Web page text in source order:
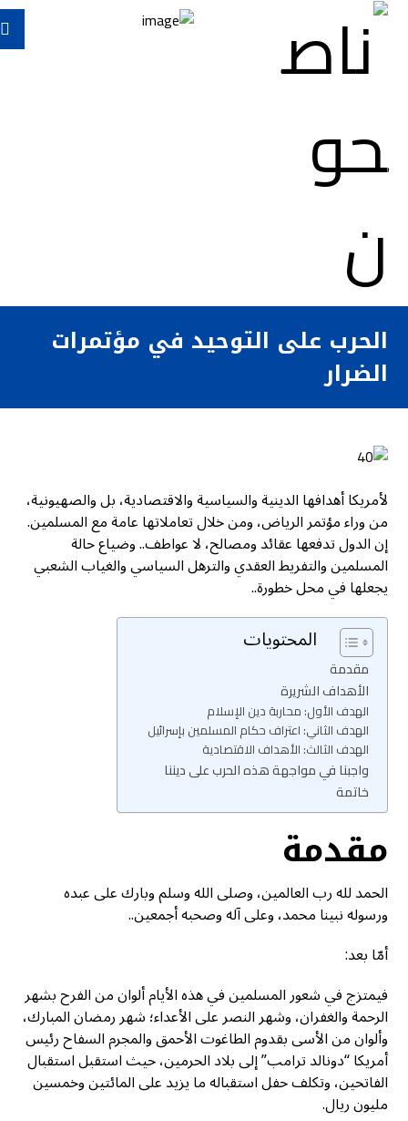
الحرب على التوحيد في مؤتمرات
الضرار
لأمريكا أهدافها الدينية والسياسية والاقتصادية، بل والصهيونية،
من وراء مؤتمر الرياض، ومن خلال تعاملاتها عامة مع المسلمين.
إن الدول تدفعها عقائد ومصالح، لا عواطف.. وضياع حالة
المسلمين والتفريط العقدي والترهل السياسي والغياب الشعبي
يجعلها في محل خطورة..
المحتويات
مقدمة
الأهداف الشريرة
الهدف الأول: محاربة دين الإسلام
الهدف الثاني: اعتراف حكام المسلمين بإسرائيل
الهدف الثالث: الأهداف الاقتصادية
واجبنا في مواجهة هذه الحرب على ديننا
خاتمة
مقدمة
الحمد لله رب العالمين، وصلى الله وسلم وبارك على عبده
ورسوله نبينا محمد، وعلى آله وصحبه أجمعين..
أمّا بعد:
فيمتزج في شعور المسلمين في هذه الأيام ألوان من الفرح بشهر
الرحمة والغفران، وشهر النصر على الأعداء؛ شهر رمضان المبارك،
وألوان من الأسى بقدوم الطاغوت الأحمق والمجرم السفاح رئيس
أمريكا “دونالد ترامب” إلى بلاد الحرمين، حيث استقبل استقبال
الفاتحين، وتكلف حفل استقباله ما يزيد على المائتين وخمسين
مليون ريال.